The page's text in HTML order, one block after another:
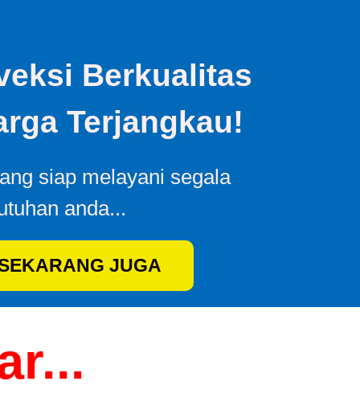
Berkualitas
Terjangkau!
siap melayani segala
anda...
JUGA